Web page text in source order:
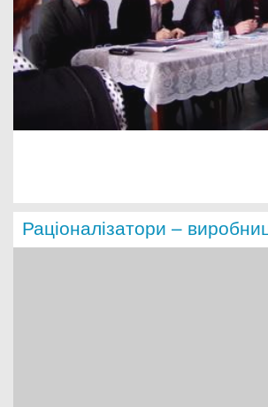
Раціоналізатори –